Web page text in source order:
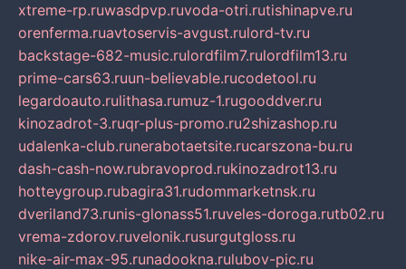
xtreme-rp.ruwasdpvp.ruvoda-otri.rutishinapve.ru
orenferma.ruavtoservis-avgust.rulord-tv.ru
backstage-682-music.rulordfilm7.rulordfilm13.ru
prime-cars63.ruun-believable.rucodetool.ru
legardoauto.rulithasa.rumuz-1.rugooddver.ru
kinozadrot-3.ruqr-plus-promo.ru2shizashop.ru
udalenka-club.runerabotaetsite.rucarszona-bu.ru
dash-cash-now.rubravoprod.rukinozadrot13.ru
hotteygroup.rubagira31.rudommarketnsk.ru
dveriland73.runis-glonass51.ruveles-doroga.rutb02.ru
vrema-zdorov.ruvelonik.rusurgutgloss.ru
nike-air-max-95.runadookna.rulubov-pic.ru